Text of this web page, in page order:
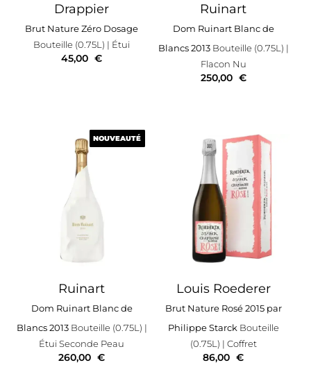
Drappier
Brut Nature Zéro Dosage
Bouteille (0.75L) | Étui
45,00 €
Ruinart
Dom Ruinart Blanc de
Blancs 2013Bouteille (0.75L) |
Flacon Nu
250,00 €
NOUVEAUTÉ
Ruinart
Dom Ruinart Blanc de
Blancs 2013Bouteille (0.75L) |
Étui Seconde Peau
NOUVEAUTÉ
260,00 €
Louis Roederer
Brut Nature Rosé 2015 par
Philippe Starck Bouteille
(0.75L) | Coffret
86,00 €